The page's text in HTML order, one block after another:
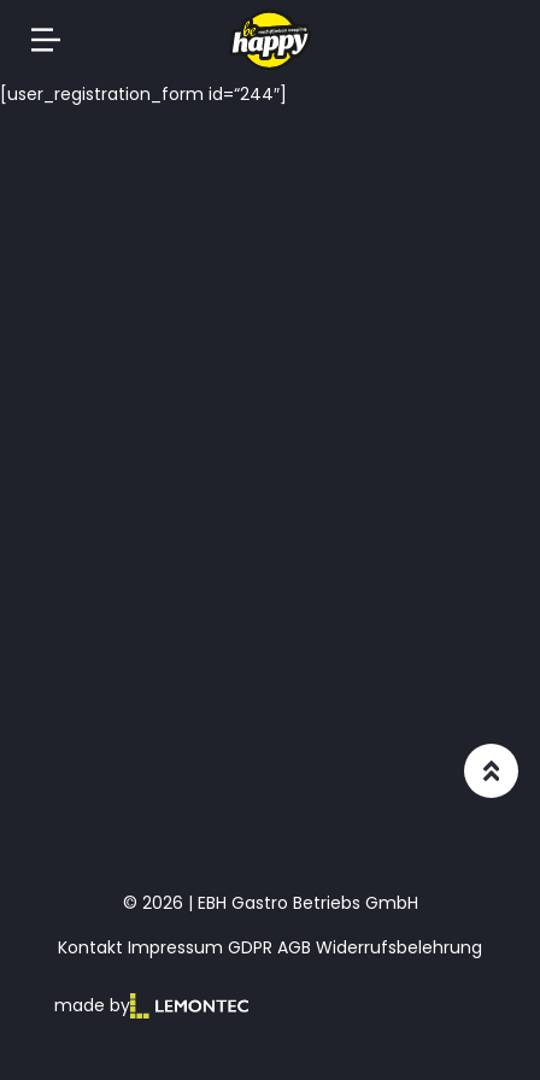
Springe
[user_registration_form id=“244″]
© 2026 | EBH Gastro Betriebs GmbH
Kontakt Impressum GDPR AGB Widerrufsbelehrung
made by